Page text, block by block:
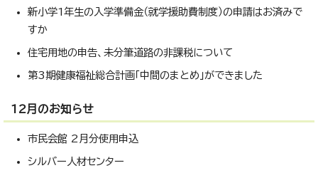
新小学1年生の入学準備金（就学援助費制度）の申請はお済みで
すか
住宅用地の申告、未分筆道路の非課税について
第3期健康福祉総合計画「中間のまとめ」ができました
12月のお知らせ
市民会館 2月分使用申込
シルバー人材センター